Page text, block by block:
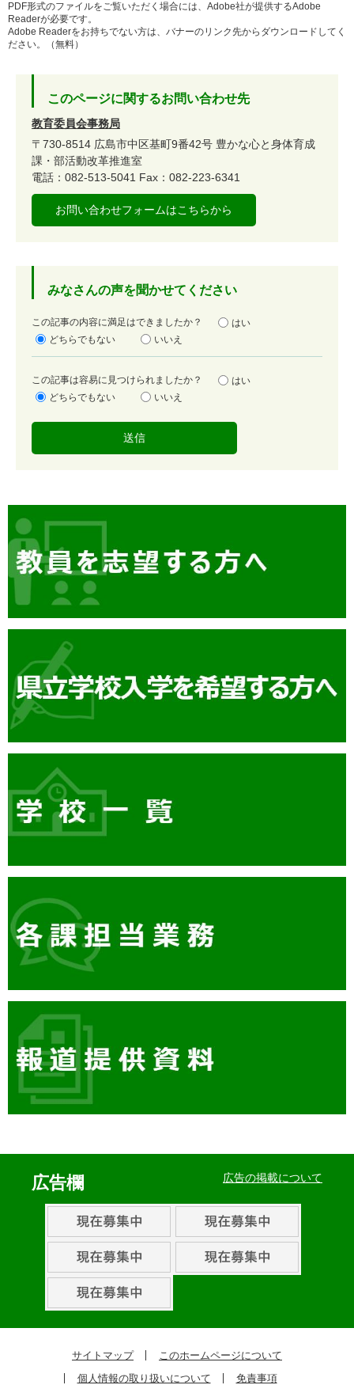
PDF形式のファイルをご覧いただく場合には、Adobe社が提供するAdobe
Readerが必要です。
Adobe Readerをお持ちでない方は、バナーのリンク先からダウンロードしてく
ださい。（無料）
このページに関するお問い合わせ先
教育委員会事務局
〒730-8514 広島市中区基町9番42号 豊かな心と身体育成
課・部活動改革推進室
電話：082-513-5041 Fax：082-223-6341
お問い合わせフォームはこちらから
みなさんの声を聞かせてください
満
足
この記事の内容に満足はできましたか？
はい
どちらでもない
いいえ
容
易
この記事は容易に見つけられましたか？
はい
どちらでもない
いいえ
広告欄 広告の掲載について
サイトマップ
このホームページについて
個人情報の取り扱いについて
免責事項